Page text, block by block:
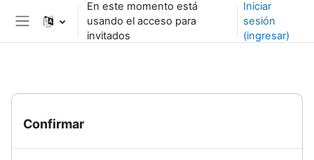
Saltar al contenido principal
Pánel lateral
En este momento está
usando el acceso para
invitados
Iniciar
sesión
(ingresar)
Confirmar